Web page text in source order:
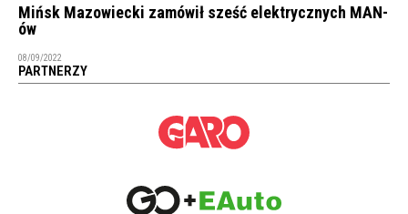
Mińsk Mazowiecki zamówił sześć elektrycznych MAN-
ów
08/09/2022
PARTNERZY